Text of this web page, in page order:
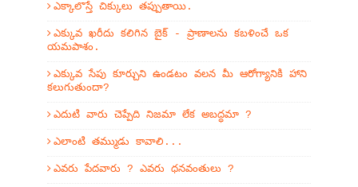
ఎక్కాలొస్తే చిక్కులు తప్పుతాయి.
ఎక్కువ ఖరీదు కలిగిన బైక్ - ప్రాణాలను కబళించే ఒక
యమపాశం.
ఎక్కువ సేపు కూర్చుని ఉండటం వలన మీ ఆరోగ్యానికి హాని
కలుగుతుందా?
ఎదుటి వారు చెప్పేది నిజమా లేక అబద్ధమా ?
ఎలాంటి తమ్ముడు కావాలి...
ఎవరు పేదవారు ? ఎవరు ధనవంతులు ?